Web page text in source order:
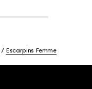
Escarpins Femme